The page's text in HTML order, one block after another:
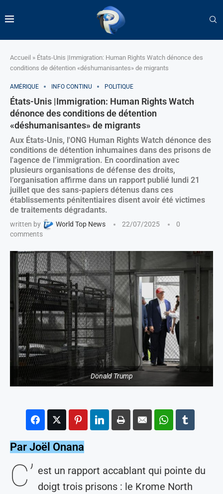
Accueil » États-Unis |Immigration: Human Rights Watch dénonce des
conditions de détention «déshumanisantes» de migrants
AMÉRIQUE INFO CONTINU POLITIQUE
États-Unis |Immigration: Human Rights Watch
dénonce des conditions de détention
«déshumanisantes» de migrants
Aux États-Unis, l'ONG Human Rights Watch dénonce des
conditions de détention inhumaines dans des prisons de
l'agence de l’immigration. En coordination avec
plusieurs organisations de défense des droits,
l’organisation affirme dans un rapport publié lundi 21
juillet que des sans-papiers détenus dans ces
établissements pénitentiaires disent avoir été victimes
de traitements dégradants.
written by World Top News 22/07/2025
0
comments
Donald Trump
Par Joël Onana
C’ est un rapport accablant qui pointe du
doigt trois prisons : le Krome North